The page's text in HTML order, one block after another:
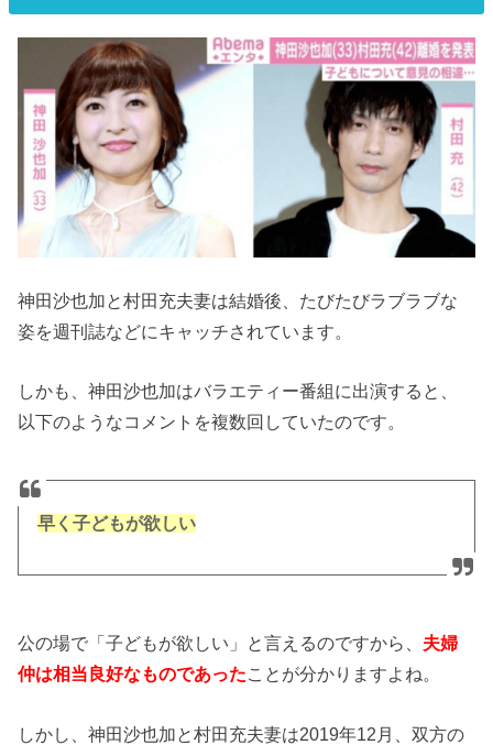
神田沙也加と村田充夫妻は結婚後、たびたびラブラブな
姿を週刊誌などにキャッチされています。
しかも、神田沙也加はバラエティー番組に出演すると、
以下のようなコメントを複数回していたのです。
早く子どもが欲しい
公の場で「子どもが欲しい」と言えるのですから、 夫婦
仲は相当良好なものであったことが分かりますよね。
しかし、神田沙也加と村田充夫妻は2019年12月、双方の